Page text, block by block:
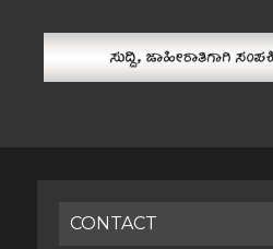
CONTACT